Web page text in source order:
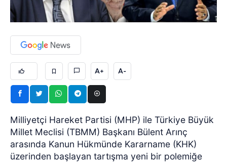
A+ A-
Milliyetçi Hareket Partisi (MHP) ile Türkiye Büyük
Millet Meclisi (TBMM) Başkanı Bülent Arınç
arasında Kanun Hükmünde Kararname (KHK)
üzerinden başlayan tartışma yeni bir polemiğe